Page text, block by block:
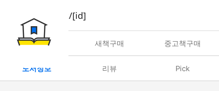
book/rent/[id]
대여 새책구매 중고책구매
도서정보 리뷰 Pick